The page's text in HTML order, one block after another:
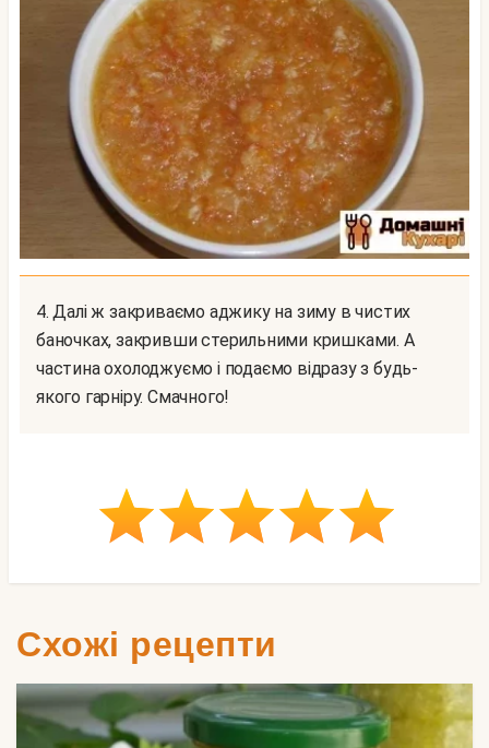
4. Далі ж закриваємо аджику на зиму в чистих
баночках, закривши стерильними кришками. А
частина охолоджуємо і подаємо відразу з будь-
якого гарніру. Смачного!
Схожі рецепти